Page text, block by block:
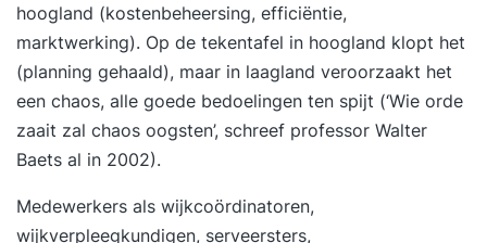
hoogland (kostenbeheersing, efficiëntie,
marktwerking). Op de tekentafel in hoogland klopt het
(planning gehaald), maar in laagland veroorzaakt het
een chaos, alle goede bedoelingen ten spijt (‘Wie orde
zaait zal chaos oogsten’, schreef professor Walter
Baets al in 2002).
Medewerkers als wijkcoördinatoren,
wijkverpleegkundigen, serveersters,